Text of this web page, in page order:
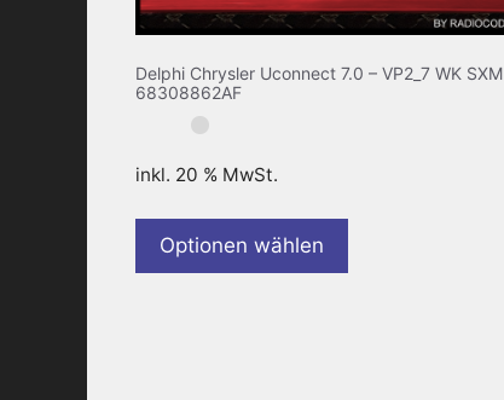
Delphi Chrysler Uconnect 7.0 – VP2_7 WK SXM
68308862AF
inkl. 20 % MwSt.
Optionen wählen